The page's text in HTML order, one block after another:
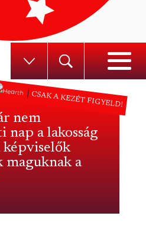
CSAK A KEZÉT FIGYELD!
nem
nap a lakosság
képviselők
maguknak a